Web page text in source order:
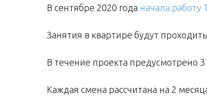
В сентябре 2020 года начала работу
Занятия в квартире будут
В течение проекта предусмотрено
Каждая смена рассчитана на 2